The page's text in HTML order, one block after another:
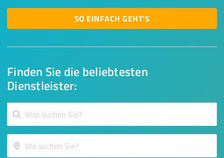
Finden Sie die beliebtesten
Dienstleister:
SO EINFACH GEHT'S